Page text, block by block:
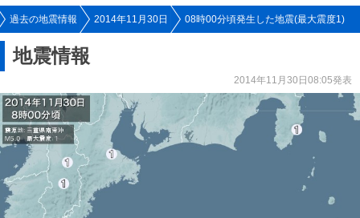
過去の地震情報 2014年11月30日 08時00分頃発生した地震(最大震度1)
地震情報
2014年11月30日08:05発表